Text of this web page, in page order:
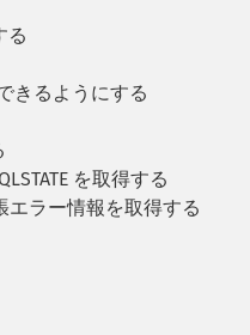
る
きるようにする
を取得する
ラー情報を取得する